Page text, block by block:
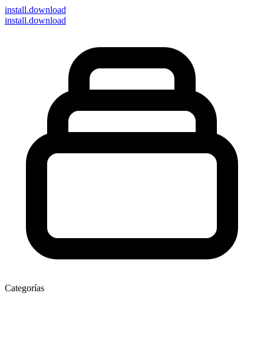
install.download
install.download
Categorías